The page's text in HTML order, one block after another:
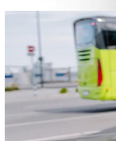
Služby Bolt,
Hodně zavazadel?
Potřebujete dorazit
Cestujete s dětmi?
Bere vás s sebou váš
Potřebujete
Cenově dostupné